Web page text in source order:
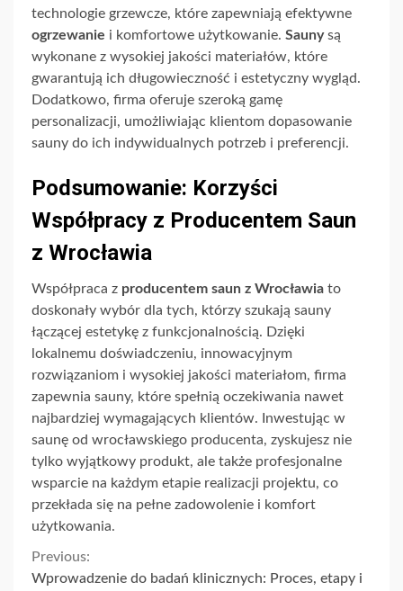
technologie grzewcze, które zapewniają efektywne
ogrzewanie i komfortowe użytkowanie. Saunysą
wykonane z wysokiej jakości materiałów, które
gwarantują ich długowieczność i estetyczny wygląd.
Dodatkowo, firma oferuje szeroką gamę
personalizacji, umożliwiając klientom dopasowanie
sauny do ich indywidualnych potrzeb i preferencji.
Podsumowanie: Korzyści
Współpracy z Producentem Saun
z Wrocławia
Współpraca z producentem saun z Wrocławia to
doskonały wybór dla tych, którzy szukają sauny
łączącej estetykę z funkcjonalnością. Dzięki
lokalnemu doświadczeniu, innowacyjnym
rozwiązaniom i wysokiej jakości materiałom, firma
zapewnia sauny, które spełnią oczekiwania nawet
najbardziej wymagających klientów. Inwestując w
saunę od wrocławskiego producenta, zyskujesz nie
tylko wyjątkowy produkt, ale także profesjonalne
wsparcie na każdym etapie realizacji projektu, co
przekłada się na pełne zadowolenie i komfort
użytkowania.
Continue
Previous:
Wprowadzenie do badań klinicznych: Proces, etapy i